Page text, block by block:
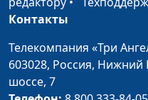
Контакты
Телекомпания «Три
603028, Россия, Нижний
шоссе, 7